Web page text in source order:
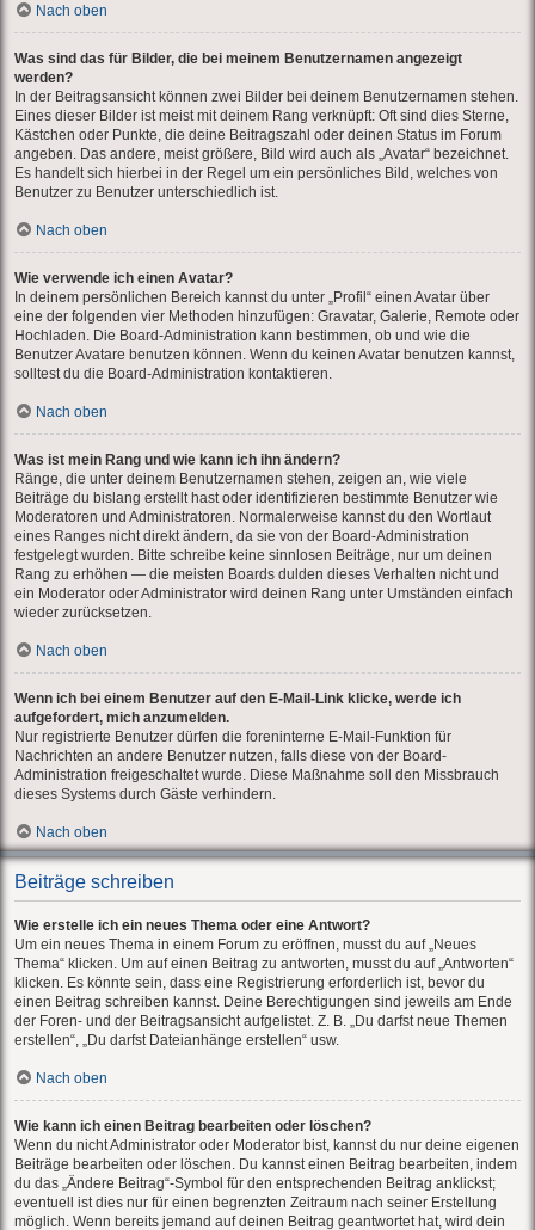
Nach oben
Was sind das für Bilder, die bei meinem Benutzernamen angezeigt
werden?
In der Beitragsansicht können zwei Bilder bei deinem Benutzernamen stehen.
Eines dieser Bilder ist meist mit deinem Rang verknüpft: Oft sind dies Sterne,
Kästchen oder Punkte, die deine Beitragszahl oder deinen Status im Forum
angeben. Das andere, meist größere, Bild wird auch als „Avatar“ bezeichnet.
Es handelt sich hierbei in der Regel um ein persönliches Bild, welches von
Benutzer zu Benutzer unterschiedlich ist.
Nach oben
Wie verwende ich einen Avatar?
In deinem persönlichen Bereich kannst du unter „Profil“ einen Avatar über
eine der folgenden vier Methoden hinzufügen: Gravatar, Galerie, Remote oder
Hochladen. Die Board-Administration kann bestimmen, ob und wie die
Benutzer Avatare benutzen können. Wenn du keinen Avatar benutzen kannst,
solltest du die Board-Administration kontaktieren.
Nach oben
Was ist mein Rang und wie kann ich ihn ändern?
Ränge, die unter deinem Benutzernamen stehen, zeigen an, wie viele
Beiträge du bislang erstellt hast oder identifizieren bestimmte Benutzer wie
Moderatoren und Administratoren. Normalerweise kannst du den Wortlaut
eines Ranges nicht direkt ändern, da sie von der Board-Administration
festgelegt wurden. Bitte schreibe keine sinnlosen Beiträge, nur um deinen
Rang zu erhöhen — die meisten Boards dulden dieses Verhalten nicht und
ein Moderator oder Administrator wird deinen Rang unter Umständen einfach
wieder zurücksetzen.
Nach oben
Wenn ich bei einem Benutzer auf den E-Mail-Link klicke, werde ich
aufgefordert, mich anzumelden.
Nur registrierte Benutzer dürfen die foreninterne E-Mail-Funktion für
Nachrichten an andere Benutzer nutzen, falls diese von der Board-
Administration freigeschaltet wurde. Diese Maßnahme soll den Missbrauch
dieses Systems durch Gäste verhindern.
Nach oben
Beiträge schreiben
Wie erstelle ich ein neues Thema oder eine Antwort?
Um ein neues Thema in einem Forum zu eröffnen, musst du auf „Neues
Thema“ klicken. Um auf einen Beitrag zu antworten, musst du auf „Antworten“
klicken. Es könnte sein, dass eine Registrierung erforderlich ist, bevor du
einen Beitrag schreiben kannst. Deine Berechtigungen sind jeweils am Ende
der Foren- und der Beitragsansicht aufgelistet. Z. B. „Du darfst neue Themen
erstellen“, „Du darfst Dateianhänge erstellen“ usw.
Nach oben
Wie kann ich einen Beitrag bearbeiten oder löschen?
Wenn du nicht Administrator oder Moderator bist, kannst du nur deine eigenen
Beiträge bearbeiten oder löschen. Du kannst einen Beitrag bearbeiten, indem
du das „Ändere Beitrag“-Symbol für den entsprechenden Beitrag anklickst;
eventuell ist dies nur für einen begrenzten Zeitraum nach seiner Erstellung
möglich. Wenn bereits jemand auf deinen Beitrag geantwortet hat, wird dein